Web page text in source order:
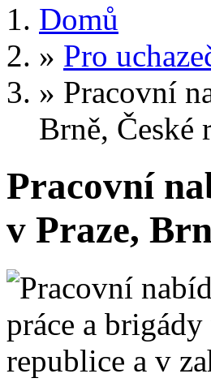
Domů
» Pro
» Pracovní
Brně, České
Pracovní
v Praze,